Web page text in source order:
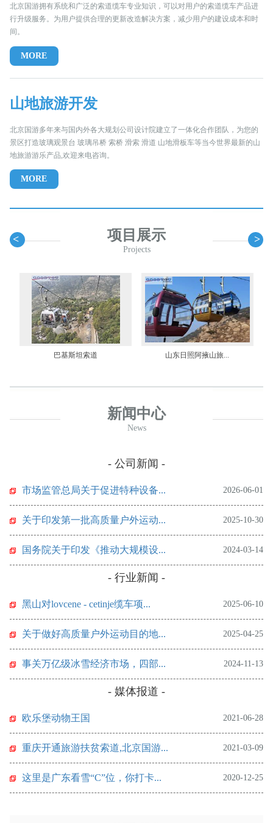
北京国游拥有系统和广泛的索道缆车专业知识，可以对用户的索道缆车产品进
行升级服务。为用户提供合理的更新改造解决方案，减少用户的建设成本和时
间。
MORE
山地旅游开发
北京国游多年来与国内外各大规划公司设计院建立了一体化合作团队，为您的
景区打造玻璃观景台 玻璃吊桥 索桥 滑索 滑道 山地滑板车等当今世界最新的山
地旅游游乐产品,欢迎来电咨询。
MORE
< 项目展示
Projects
>
巴基斯坦索道 山东日照阿掖山旅...
新闻中心
News
- 公司新闻 -
2026-06-01
市场监管总局关于促进特种设备...
2025-10-30
关于印发第一批高质量户外运动...
2024-03-14
国务院关于印发《推动大规模设...
- 行业新闻 -
2025-06-10
黑山对lovcene - cetinje缆车项...
2025-04-25
关于做好高质量户外运动目的地...
2024-11-13
事关万亿级冰雪经济市场，四部...
- 媒体报道 -
2021-06-28
欧乐堡动物王国
2021-03-09
重庆开通旅游扶贫索道,北京国游...
2020-12-25
这里是广东看雪“C”位，你打卡...